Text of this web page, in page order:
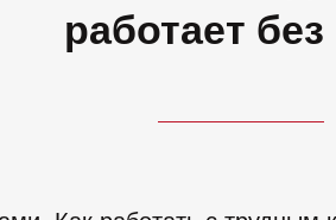
работает